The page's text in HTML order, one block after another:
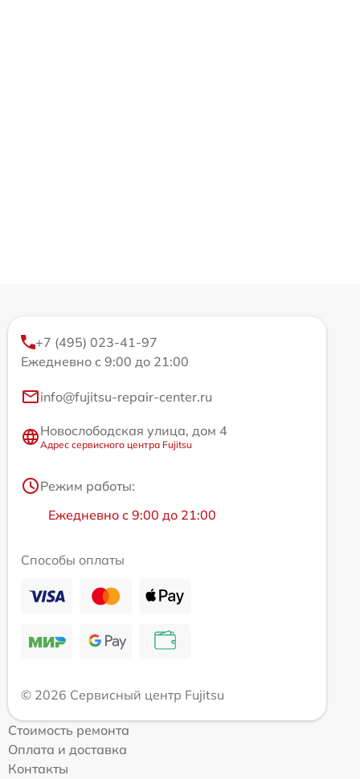
+7 (495) 023-41-97
Ежедневно с 9:00 до 21:00
info@fujitsu-repair-center.ru
Новослободская улица, дом 4
Адрес сервисного центра Fujitsu
Режим работы:
Ежедневно с 9:00 до 21:00
Способы оплаты
© 2026 Сервисный центр Fujitsu
Стоимость ремонта
Оплата и доставка
Контакты